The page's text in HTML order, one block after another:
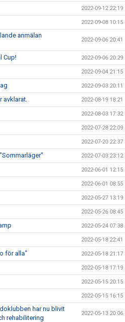
2022-09-12 22:19
2022-09-08 10:15
anmälan
2022-09-06 20:41
Cup! 2022-09-06 20:29
2022-09-04 21:15
2022-09-03 20:11
avklarat. 2022-08-19 18:21
2022-08-03 17:32
2022-07-28 22:09
2022-07-20 22:37
2022-07-03 23:12
2022-06-01 12:15
2022-06-01 08:55
2022-05-27 13:19
2022-05-26 08:45
2022-05-24 07:38
2022-05-18 22:41
för alla" 2022-05-18 21:17
2022-05-18 17:19
2022-05-15 20:15
2022-05-15 16:15
har nu blivit
rehabilitering
2022-05-13 20:06